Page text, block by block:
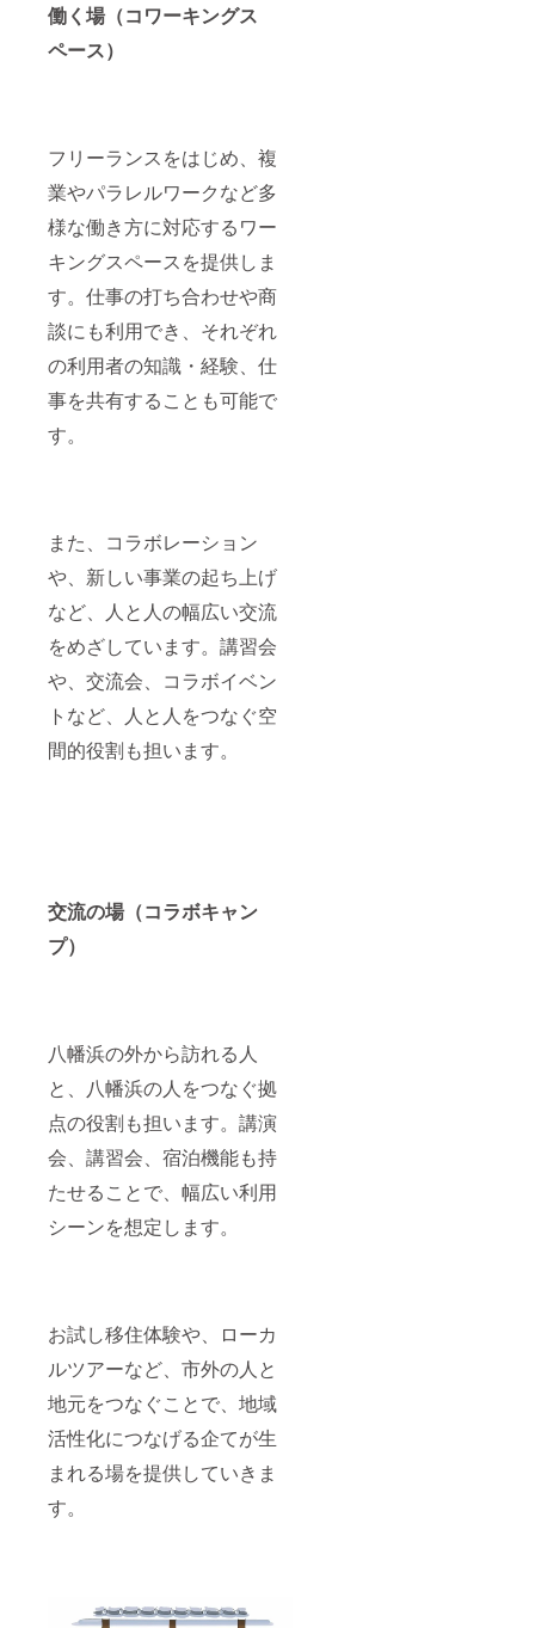
働く場（コワーキングス
ペース）
フリーランスをはじめ、複
業やパラレルワークなど多
様な働き方に対応するワー
キングスペースを提供しま
す。仕事の打ち合わせや商
談にも利用でき、それぞれ
の利用者の知識・経験、仕
事を共有することも可能で
す。
また、コラボレーション
や、新しい事業の起ち上げ
など、人と人の幅広い交流
をめざしています。講習会
や、交流会、コラボイベン
トなど、人と人をつなぐ空
間的役割も担います。
交流の場（コラボキャン
プ）
八幡浜の外から訪れる人
と、八幡浜の人をつなぐ拠
点の役割も担います。講演
会、講習会、宿泊機能も持
たせることで、幅広い利用
シーンを想定します。
お試し移住体験や、ローカ
ルツアーなど、市外の人と
地元をつなぐことで、地域
活性化につなげる企てが生
まれる場を提供していきま
す。